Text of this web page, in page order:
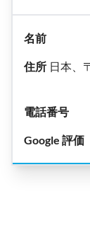
日本、